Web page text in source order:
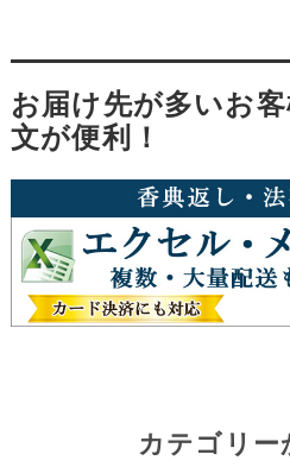
お届け先が多いお
文が便利！
カテゴリー